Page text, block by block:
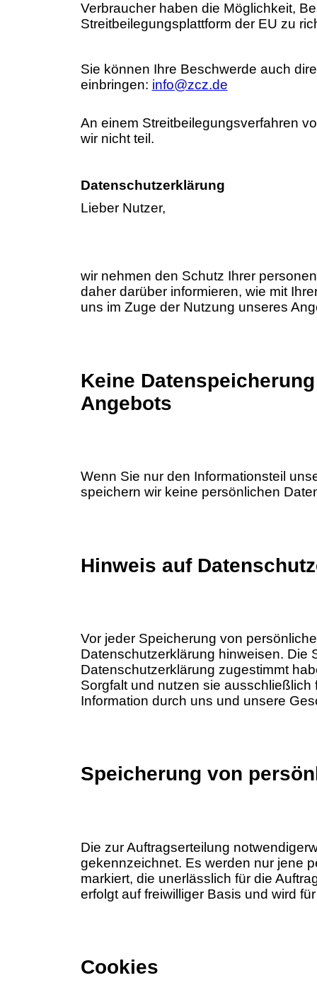
Verbraucher haben die Möglichkeit,
Streitbeilegungsplattform der EU zu
Sie können Ihre Beschwerde auch
einbringen: info@zcz.de
An einem Streitbeilegungsverfahren
wir nicht teil.
Datenschutzerklärung
Lieber Nutzer,
wir nehmen den Schutz Ihrer
daher darüber informieren, wie mit
uns im Zuge der Nutzung unseres
Keine
Angebots
Wenn Sie nur den Informationsteil
speichern wir keine persönlichen
Hinweis auf
Vor jeder Speicherung von
Datenschutzerklärung hinweisen. Die
Datenschutzerklärung zugestimmt
Sorgfalt und nutzen sie
Information durch uns und unsere
Speicherung von
Die zur Auftragserteilung
gekennzeichnet. Es werden nur jene
markiert, die unerlässlich für die
erfolgt auf freiwilliger Basis und wird
Cookies